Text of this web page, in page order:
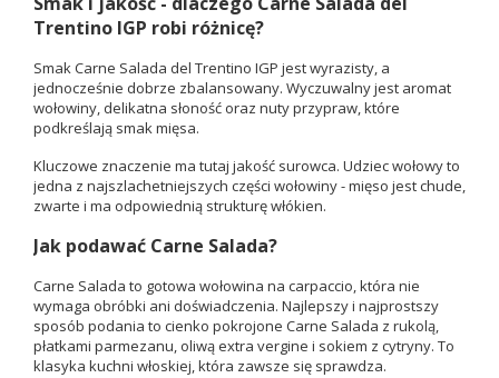
Trentino IGP robi różnicę?
Smak Carne Salada del Trentino IGP jest wyrazisty, a
jednocześnie dobrze zbalansowany. Wyczuwalny jest aromat
wołowiny, delikatna słoność oraz nuty przypraw, które
podkreślają smak mięsa.
Kluczowe znaczenie ma tutaj jakość surowca. Udziec wołowy to
jedna z najszlachetniejszych części wołowiny - mięso jest chude,
zwarte i ma odpowiednią strukturę włókien.
Jak podawać Carne Salada?
Carne Salada to gotowa wołowina na carpaccio, która nie
wymaga obróbki ani doświadczenia. Najlepszy i najprostszy
sposób podania to cienko pokrojone Carne Salada z rukolą,
płatkami parmezanu, oliwą extra vergine i sokiem z cytryny. To
klasyka kuchni włoskiej, która zawsze się sprawdza.